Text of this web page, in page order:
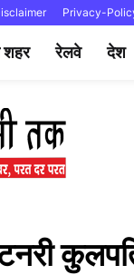
Privacy-
शहर रेलवे देश